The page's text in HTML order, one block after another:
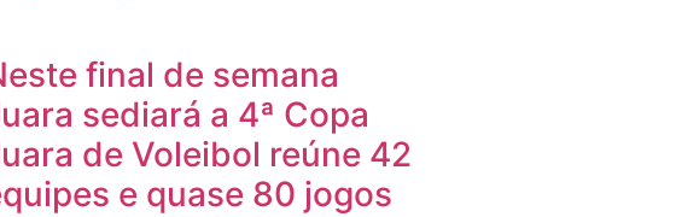
final de semana
sediará a 4ª Copa
de Voleibol reúne 42
e quase 80 jogos